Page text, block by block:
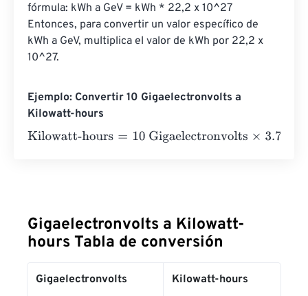
fórmula: kWh a GeV = kWh * 22,2 x 10^27
Entonces, para convertir un valor específico de
kWh a GeV, multiplica el valor de kWh por 22,2 x
10^27.
Ejemplo: Convertir 10 Gigaelectronvolts a
Kilowatt-hours
Kilowatt-hours=10 Gigaelectronvolts×
Gigaelectronvolts a Kilowatt-
hours Tabla de conversión
Gigaelectronvolts Kilowatt-hours